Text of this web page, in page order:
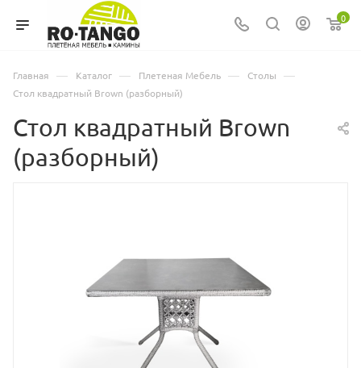
0
Главная — Каталог — Плетеная Мебель — Столы —
Стол квадратный Brown (разборный)
Стол квадратный Brown
(разборный)